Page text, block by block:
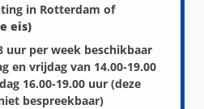
in Rotterdam of
eis)
uur per week beschikbaar
en vrijdag van 14.00-19.00
16.00-19.00 uur (deze
bespreekbaar)